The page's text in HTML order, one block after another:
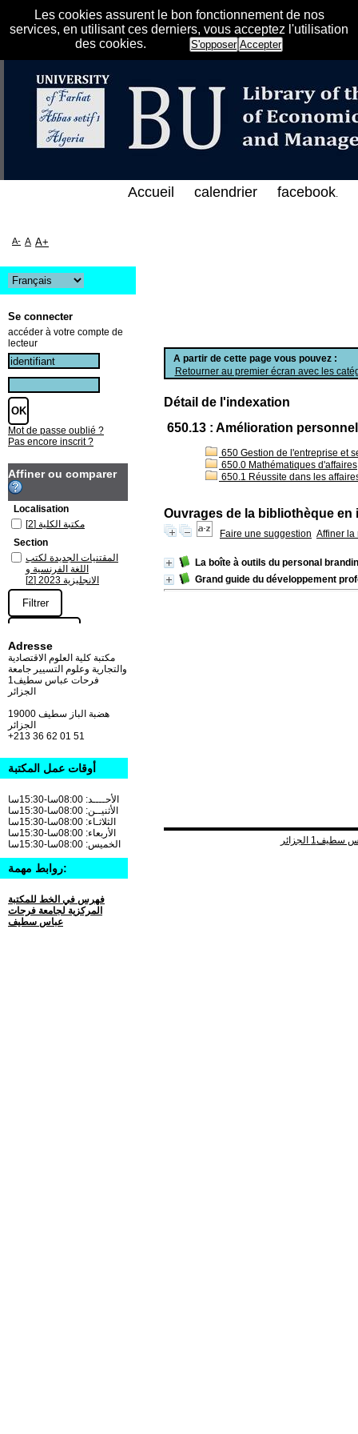
Les cookies assurent le bon fonctionnement de nos
services, en utilisant ces derniers, vous acceptez l'utilisation
des cookies.
S'opposer Accepter
الإلكتروني على الخط المباشر لمكتبة كلية
A partir de cette page vous pouvez :
Retourner au premier écran avec les
Détail de l'indexation
650.13 : Amélioration
650 Gestion de l'entreprise et
650.0 Mathématiques d'affaires
650.1 Réussite dans les
Ouvrages de la bibliothèque en
Faire une suggestion Affiner la
La boîte à outils du personal
Grand guide du développement
Accueil calendrier facebook.
A- A A+
Se connecter
accéder à votre compte de
lecteur
Mot de passe oublié ?
Pas encore inscrit ?
Affiner ou comparer
Localisation
مكتبة الكلية [2]
Section
المقتنيات الجديدة لكتب
اللغة الفرنسية و
الانجليزية 2023
[2]
Adresse
مكتبة كلية العلوم الاقتصادية
والتجارية وعلوم التسيير جامعة
فرحات عباس سطيف1
الجزائر
19000 هضبة الباز سطيف
+213 36 62 01 51
أوقات عمل المكتبة
الأحــــد: 08:00سا-15:30سا
الأثنيــن: 08:00سا-15:30سا
الثلاثـاء: 08:00سا-15:30سا
الأربعاء: 08:00سا-15:30سا
الخميس: 08:00سا-15:30سا
روابط مهمة:
فهرس في الخط للمكتبة
المركزية لجامعة فرحات
عباس سطيف